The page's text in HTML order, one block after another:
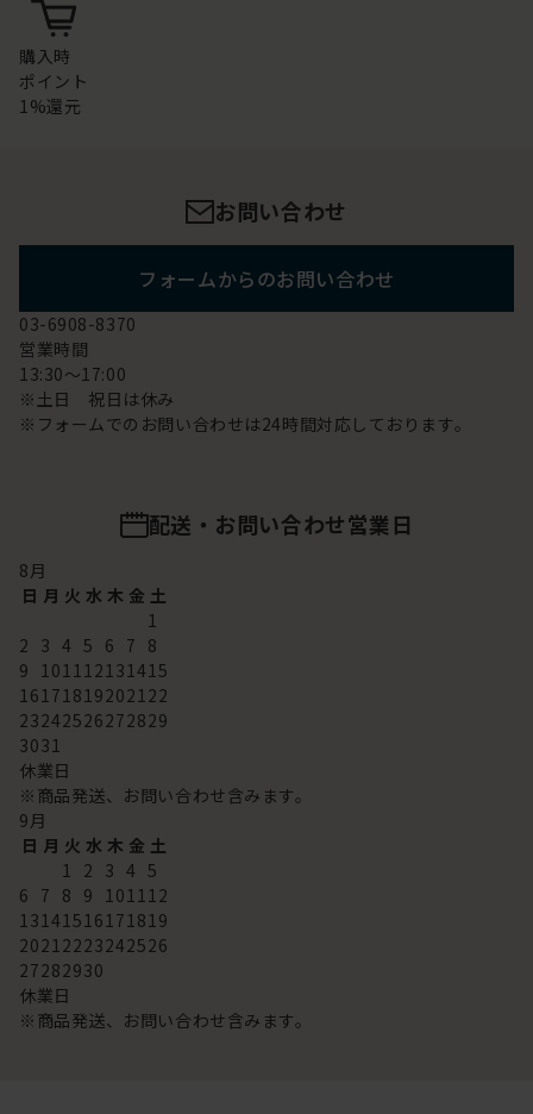
購入時
ポイント
1%還元
お問い合わせ
フォームからのお問い合わせ
03-6908-8370
営業時間
13:30～17:00
※土日 祝日は休み
※フォームでのお問い合わせは24時間対応しております。
配送・お問い合わせ営業日
8月
日 月 火 水 木 金 土
1
2 3 4 5 6 7 8
9 101112131415
16171819202122
23242526272829
3031
休業日
※商品発送、お問い合わせ含みます。
9月
日 月 火 水 木 金 土
1 2 3 4 5
6 7 8 9 101112
13141516171819
20212223242526
27282930
休業日
※商品発送、お問い合わせ含みます。